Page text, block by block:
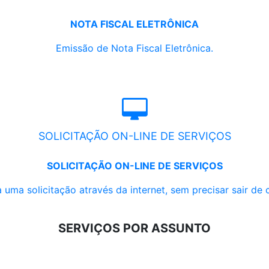
NOTA FISCAL ELETRÔNICA
Emissão de Nota Fiscal Eletrônica.
SOLICITAÇÃO ON-LINE DE SERVIÇOS
SOLICITAÇÃO ON-LINE DE SERVIÇOS
uma solicitação através da internet, sem precisar sair de
SERVIÇOS POR ASSUNTO